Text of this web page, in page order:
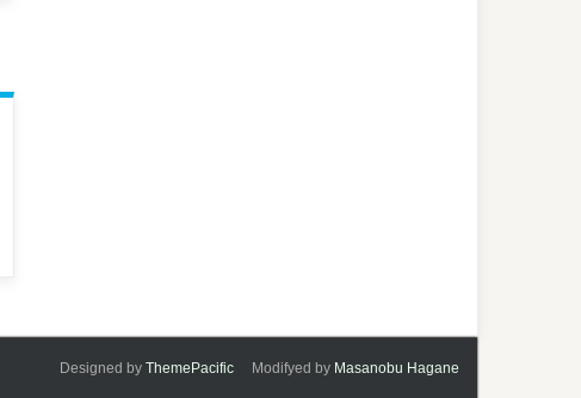
Modifyed by Masanobu Hagane
Designed by ThemePacific